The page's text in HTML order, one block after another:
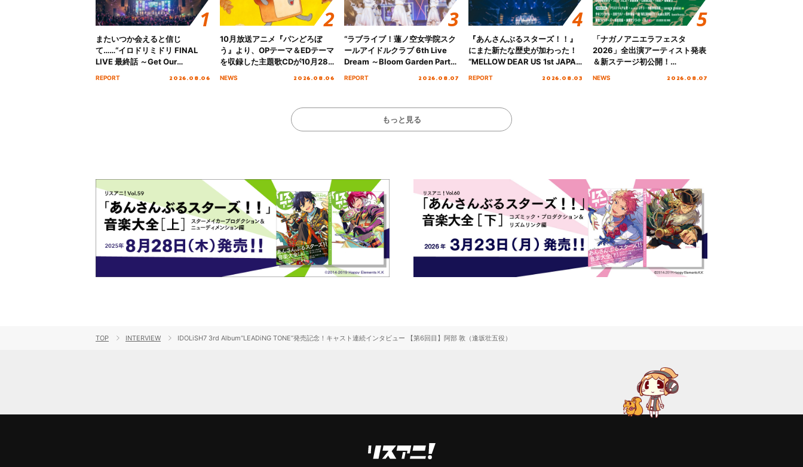
またいつか会えると信じ
て……“イロドリミドリ FINAL
LIVE 最終話 ～Get Our
REPORT 2026.08.06
10月放送アニメ『パンどろぼ
う』より、OPテーマ＆EDテーマ
を収録した主題歌CDが10月28
NEWS 2026.08.06
“ラブライブ！蓮ノ空女学院スク
ールアイドルクラブ 6th Live
Dream ～Bloom Garden Party
REPORT 2026.08.07
『あんさんぶるスターズ！！』
にまた新たな歴史が加わった！
“MELLOW DEAR US 1st JAPAN
!!」Dear 横浜BUNTAI”をレポー
REPORT 2026.08.03
「ナガノアニエラフェスタ
2026」全出演アーティスト発表
＆新ステージ初公開！
初となる第3ステージの全貌が明
NEWS 2026.08.07
もっと見る
TOP INTERVIEW IDOLiSH7 3rd Album“LEADiNG TONE”発売記念！キャスト連続インタビュー 【第6回目】阿部 敦（逢坂壮五役）